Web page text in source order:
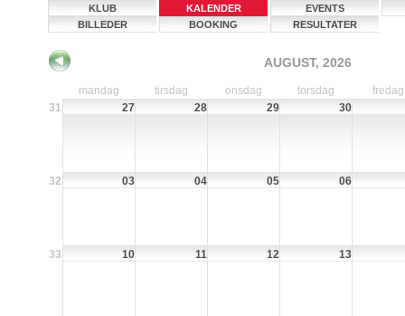
KLUB KALENDER
EVENTS
BILLEDER
BOOKING RESULTATER
AUGUST, 2026
mandag tirsdag onsdag torsdag
fredag
31
27 28 29 30
32 03 04 05 06
33 10 11 12 13